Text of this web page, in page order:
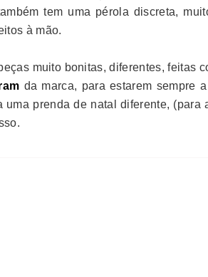
tem uma pérola discreta,
à mão.
muito bonitas, diferentes, feitas
da marca, para estarem sempre
uma prenda de natal diferente,